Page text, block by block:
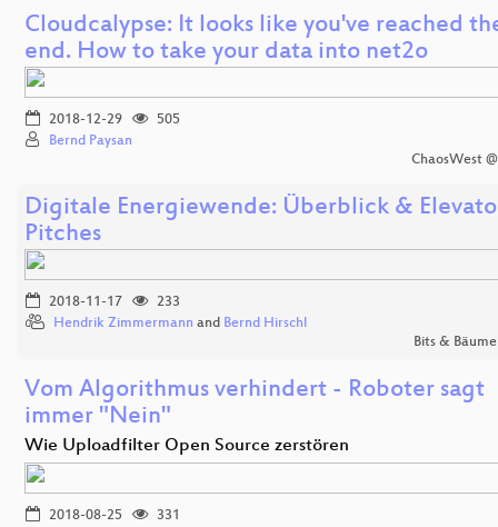
Cloudcalypse: It looks like you've reached
end. How to take your data into net2o
2018-12-29
505
Bernd Paysan
ChaosWest
Digitale Energiewende: Überblick &
Pitches
2018-11-17
233
Hendrik Zimmermann and Bernd Hirschl
Bits &
Vom Algorithmus verhindert - Roboter sagt
immer "Nein"
Wie Uploadfilter Open Source zerstören
2018-08-25
331